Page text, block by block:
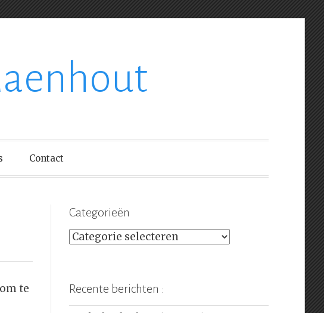
Contact
te
Categorieën
Categorieën
Recente berichten :